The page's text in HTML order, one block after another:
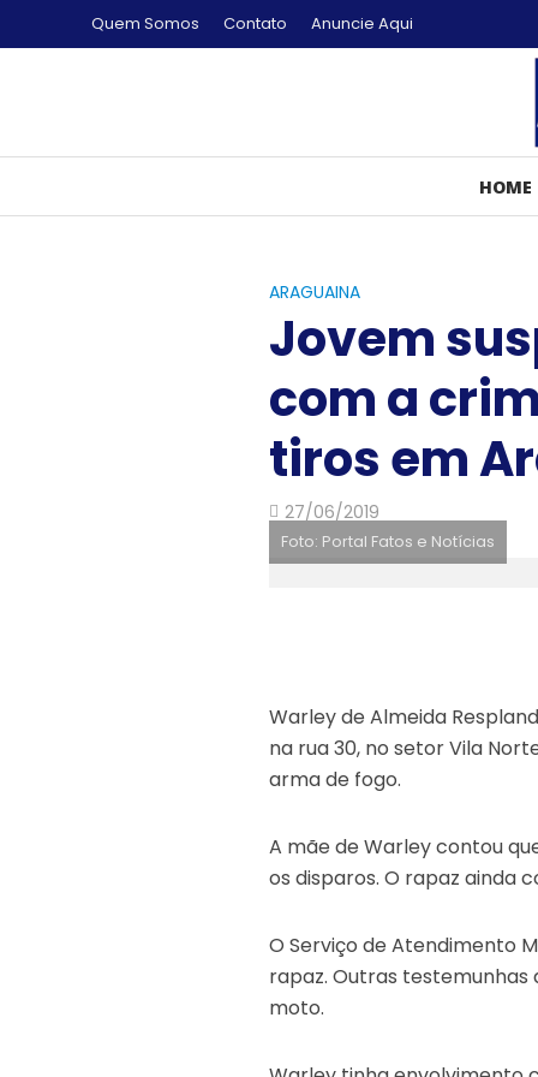
Quem Somos Contato Anuncie Aqui
HOME
ARAGUAINA
Jovem
com a
tiros em
27/06/2019
Foto: Portal Fatos e Notícias
Warley de Almeida
na rua 30, no setor Vila
arma de fogo.
A mãe de Warley contou
os disparos. O rapaz ainda
O Serviço de Atendimento
rapaz. Outras testemunhas
moto.